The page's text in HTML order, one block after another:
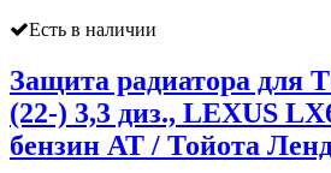
Есть в наличии
Защита радиатора для
(22-) 3,3 диз., LEXUS
бензин AT / Тойота